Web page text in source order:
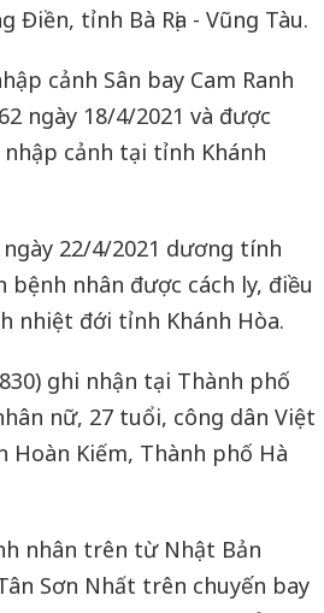
Điền, tỉnh Bà Rịa - Vũng Tàu.
cảnh Sân bay Cam Ranh
ngày 18/4/2021 và được
cảnh tại tỉnh Khánh
22/4/2021 dương tính
bệnh nhân được cách ly, điều
nhiệt đới tỉnh Khánh Hòa.
ghi nhận tại Thành phố
nữ, 27 tuổi, công dân Việt
Hoàn Kiếm, Thành phố Hà
nhân trên từ Nhật Bản
Sơn Nhất trên chuyến bay